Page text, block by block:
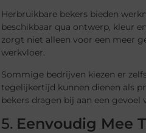
Herbruikbare bekers bieden
beschikbaar qua ontwerp, kleur
zorgt niet alleen voor een meer
werkvloer.
Sommige bedrijven kiezen er
tegelijkertijd kunnen dienen als
bekers dragen bij aan een gevoel
5. Eenvoudig Mee